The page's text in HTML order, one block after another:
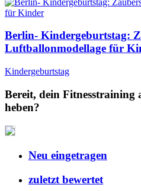
Berlin- Kindergeburtstag:
Luftballonmodellage für
Kindergeburtstag
Bereit, dein Fitnesstraining
heben?
Neu eingetragen
zuletzt bewertet